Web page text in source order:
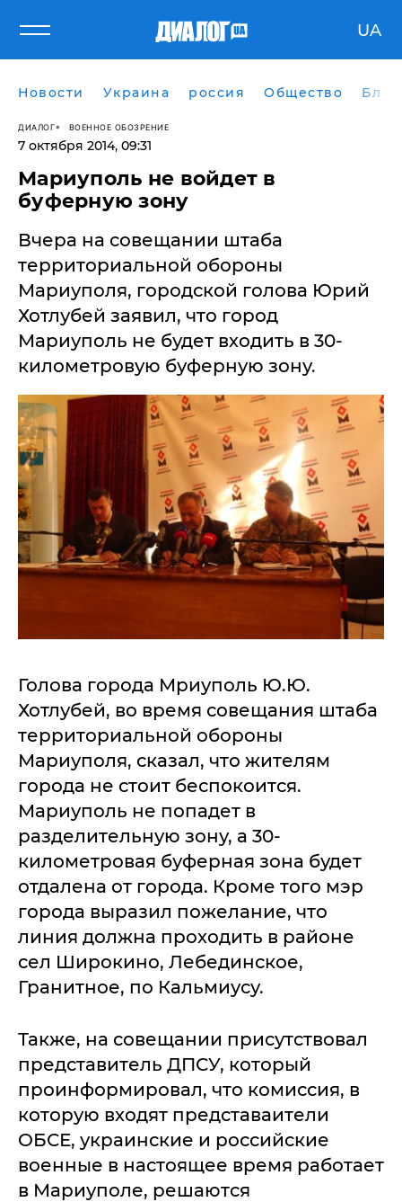
UA
Новости Украина россия Общество
ДИАЛОГ ВОЕННОЕ ОБОЗРЕНИЕ
7 октября 2014, 09:31
Мариуполь не войдет в
буферную зону
Вчера на совещании штаба
территориальной обороны
Мариуполя, городской голова Юрий
Хотлубей заявил, что город
Мариуполь не будет входить в 30-
километровую буферную зону.
Голова города Мриуполь Ю.Ю.
Хотлубей, во время совещания штаба
территориальной обороны
Мариуполя, сказал, что жителям
города не стоит беспокоится.
Мариуполь не попадет в
разделительную зону, а 30-
километровая буферная зона будет
отдалена от города. Кроме того мэр
города выразил пожелание, что
линия должна проходить в районе
сел Широкино, Лебединское,
Гранитное, по Кальмиусу.
Также, на совещании присутствовал
представитель ДПСУ, который
проинформировал, что комиссия, в
которую входят представаители
ОБСЕ, украинские и российские
военные в настоящее время работает
в Мариуполе, решаются